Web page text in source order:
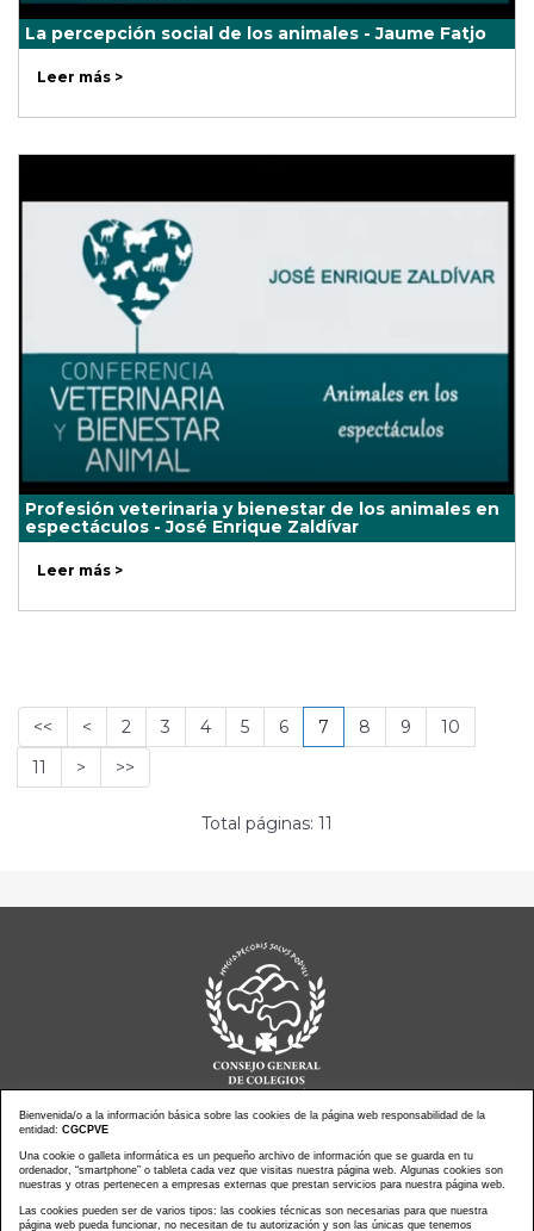
La percepción social de los animales - Jaume Fatjo
Leer más >
Profesión veterinaria y bienestar de los animales en
espectáculos - José Enrique Zaldívar
Leer más >
<< < 2 3 4 5 6 7 8 9
10
11
> >>
Total páginas: 11
Noticias actualidad
Agenda de Actos
Revistas
PressClip
Multimedias
Contacto
Bienvenida/o a la información básica sobre las cookies de la página web responsabilidad de la
entidad: CGCPVE
Una cookie o galleta informática es un pequeño archivo de información que se guarda en tu
ordenador, “smartphone” o tableta cada vez que visitas nuestra página web. Algunas cookies son
nuestras y otras pertenecen a empresas externas que prestan servicios para nuestra página web.
Las cookies pueden ser de varios tipos: las cookies técnicas son necesarias para que nuestra
página web pueda funcionar, no necesitan de tu autorización y son las únicas que tenemos